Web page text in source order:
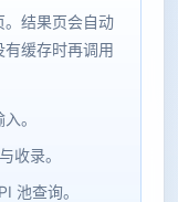
。结果页会自动
缓存时再调用
。
收录。
池查询。